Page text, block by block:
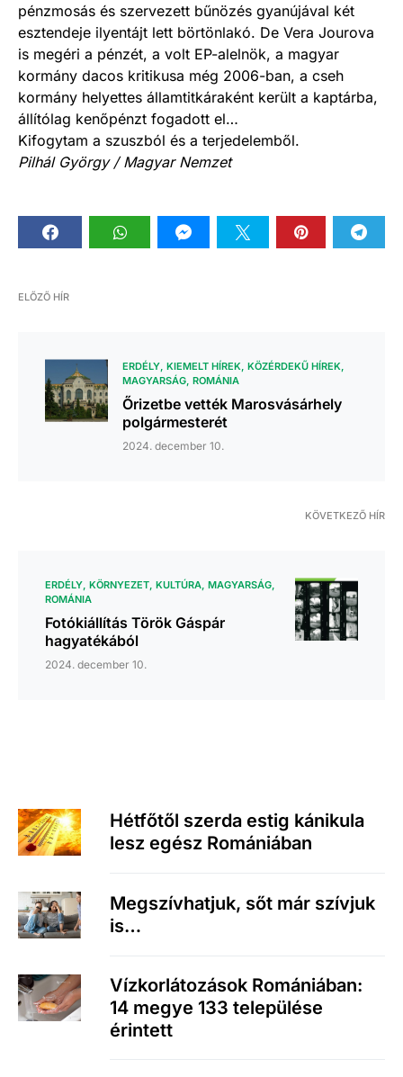
pénzmosás és szervezett bűnözés gyanújával két
esztendeje ilyentájt lett börtönlakó. De Vera Jourova
is megéri a pénzét, a volt EP-alelnök, a magyar
kormány dacos kritikusa még 2006-ban, a cseh
kormány helyettes államtitkáraként került a kaptárba,
állítólag kenőpénzt fogadott el…
Kifogytam a szuszból és a terjedelemből.
Pilhál György / Magyar Nemzet
ELŐZŐ HÍR
ERDÉLY KIEMELT HÍREK KÖZÉRDEKŰ HÍREK
MAGYARSÁG ROMÁNIA
Őrizetbe vették Marosvásárhely
polgármesterét
2024. december 10.
KÖVETKEZŐ HÍR
ERDÉLY KÖRNYEZET KULTÚRA MAGYARSÁG
ROMÁNIA
Fotókiállítás Török Gáspár
hagyatékából
2024. december 10.
Hétfőtől szerda estig kánikula
lesz egész Romániában
Megszívhatjuk, sőt már szívjuk
is…
Vízkorlátozások Romániában:
14 megye 133 települése
érintett